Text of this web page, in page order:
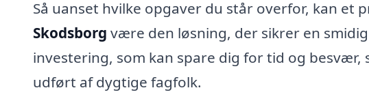
Så uanset hvilke opgaver du står overfor, kan et
Skodsborg være den løsning, der sikrer en
investering, som kan spare dig for tid og
udført af dygtige fagfolk.